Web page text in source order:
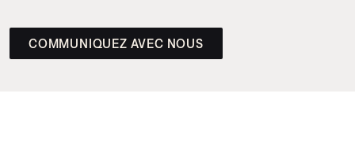
COMMUNIQUEZ AVEC NOUS